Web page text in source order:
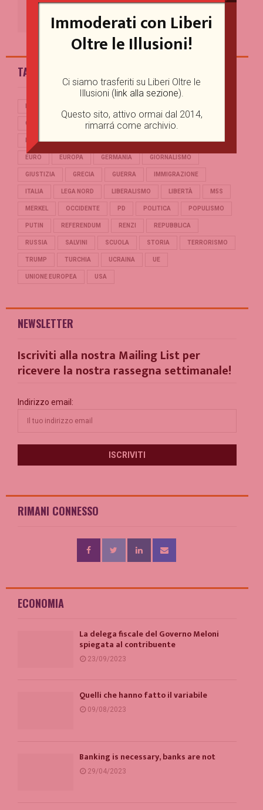
11/09/2023
TAG
CONTE CORONAVIRUS COVID-19 DEBITO PUBBLICO
DEMOCRAZIA DI MAIO DRAGHI ECONOMIA
EURO EUROPA GERMANIA GIORNALISMO
GIUSTIZIA GRECIA GUERRA IMMIGRAZIONE
ITALIA LEGA NORD LIBERALISMO LIBERTÀ M5S
MERKEL OCCIDENTE PD POLITICA POPULISMO
PUTIN REFERENDUM RENZI REPUBBLICA
RUSSIA SALVINI SCUOLA STORIA TERRORISMO
TRUMP TURCHIA UCRAINA UE
UNIONE EUROPEA USA
NEWSLETTER
Iscriviti alla nostra Mailing List per
ricevere la nostra rassegna settimanale!
Indirizzo email:
RIMANI CONNESSO
ECONOMIA
La delega fiscale del Governo Meloni
spiegata al contribuente
23/09/2023
Quelli che hanno fatto il variabile
09/08/2023
Banking is necessary, banks are not
29/04/2023
Immoderati con Liberi
Oltre le Illusioni!
Ci siamo trasferiti su Liberi Oltre le
Illusioni (link alla sezione).
Questo sito, attivo ormai dal 2014,
rimarrá come archivio.